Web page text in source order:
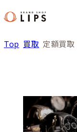
Top 買取 定額買取